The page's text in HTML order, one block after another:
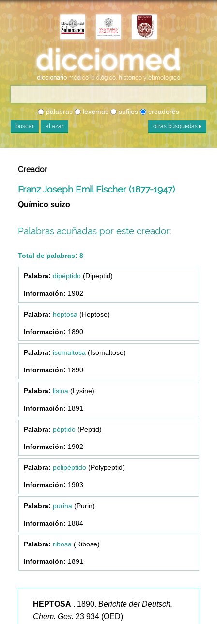
diccionario médico-biológico, histórico y etimológico
palabras lexemas sufijos creadores
buscar al azar otras búsquedas
Creador
Franz Joseph Emil Fischer (1877-1947)
Químico suizo
Palabras acuñadas por este creador:
Total de palabras: 8
dipéptido(Dipeptid)
1902
heptosa (Heptose)
1890
isomaltosa (Isomaltose)
1890
lisina (Lysine)
1891
péptido(Peptid)
1902
polipéptido(Polypeptid)
1903
purina (Purin)
1884
ribosa (Ribose)
1891
HEPTOSA . 1890.Berichte der Deutsch.
Chem. Ges. 23 934 (OED)